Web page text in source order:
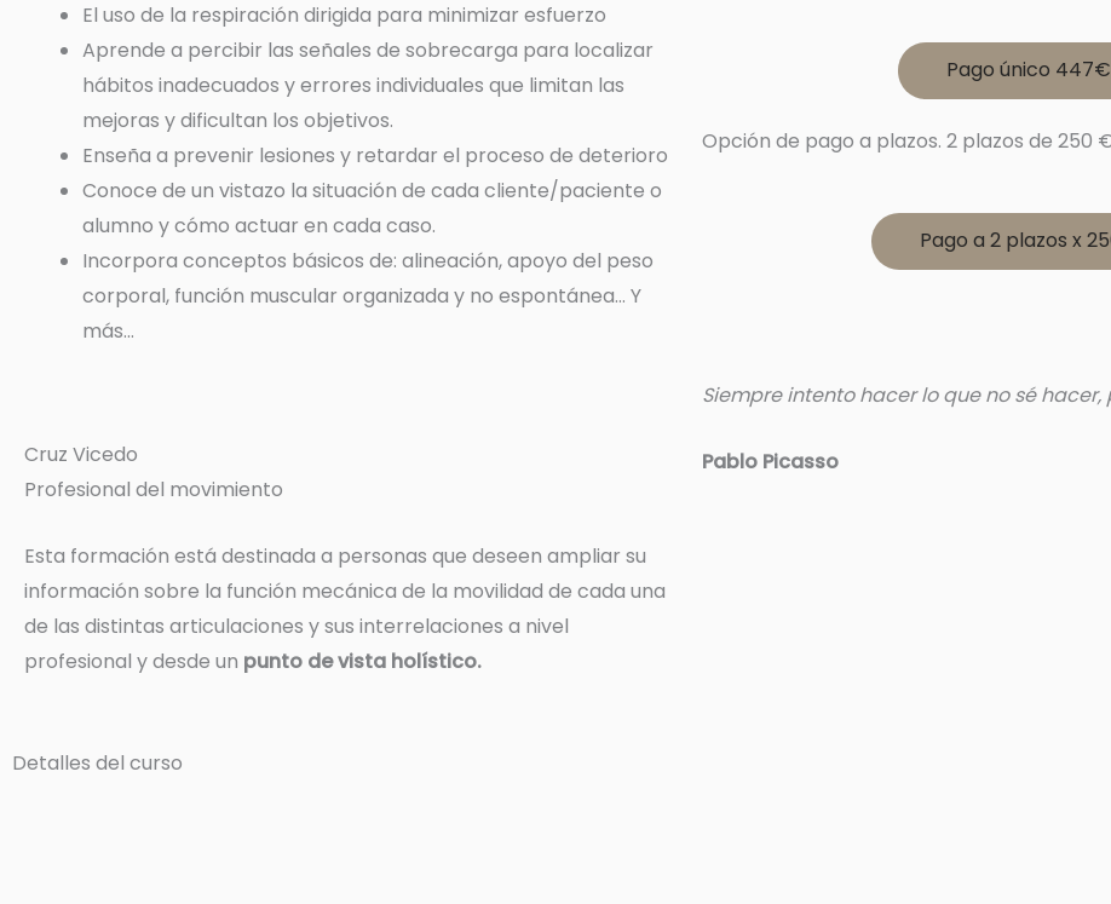
El uso de la respiración dirigida para minimizar esfuerzo
Aprende a percibir las señales de sobrecarga para localizar
hábitos inadecuados y errores individuales que limitan las
mejoras y dificultan los objetivos.
Enseña a prevenir lesiones y retardar el proceso de deterioro
Conoce de un vistazo la situación de cada cliente/paciente o
alumno y cómo actuar en cada caso.
Incorpora conceptos básicos de: alineación, apoyo del peso
corporal, función muscular organizada y no espontánea… Y
más...
Cruz Vicedo
Profesional del movimiento
Esta formación está destinada a personas que deseen ampliar su
información sobre la función mecánica de la movilidad de cada una
de las distintas articulaciones y sus interrelaciones a nivel
profesional y desde un punto de vista holístico.
Pago único 447€
Opción de pago a plazos. 2 plazos de 250
Pago a 2 plazos x
Siempre intento hacer lo que no sé
Pablo Picasso
Detalles del curso